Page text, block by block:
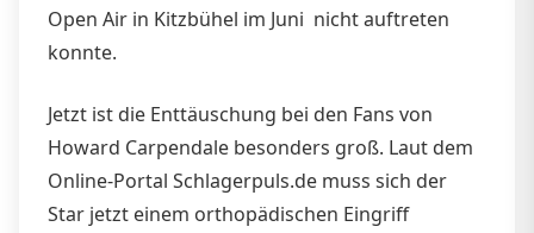
Open Air in Kitzbühel im Juni nicht auftreten
konnte.
Jetzt ist die Enttäuschung bei den Fans von
Howard Carpendale besonders groß. Laut dem
Online-Portal Schlagerpuls.de muss sich der
Star jetzt einem orthopädischen Eingriff